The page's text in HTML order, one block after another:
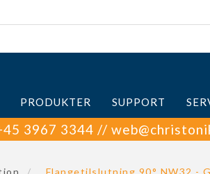
PRODUKTER SUPPORT
3967 3344 //
/ Flangetilslutning 90° NW32 -